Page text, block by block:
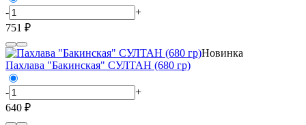
-
+
751 ₽
Новинка
Пахлава "Бакинская" СУЛТАН (680 гр)
-
+
640 ₽